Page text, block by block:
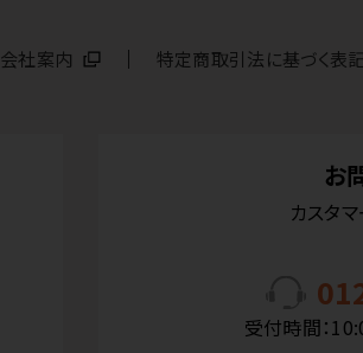
会社案内 特定商取引法に基づく表
お
カスタ
受付時間：